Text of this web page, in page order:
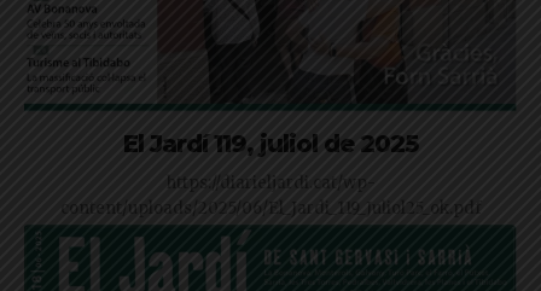
El Jardí 119, juliol de 2025
https://diarieljardi.cat/wp-
content/uploads/2025/06/El_Jardi_119_Juliol25_ok.pdf